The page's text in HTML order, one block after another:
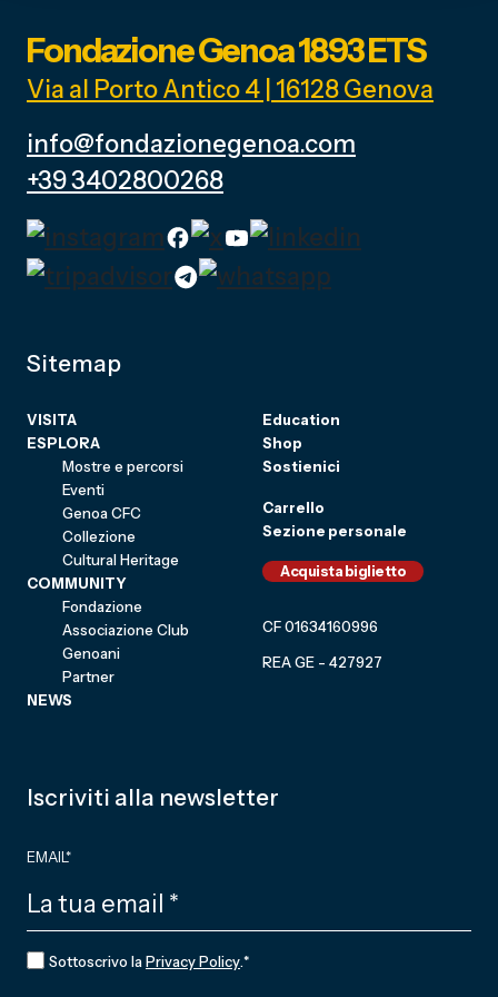
Fondazione Genoa 1893 ETS
Via al Porto Antico 4 | 16128 Genova
info@fondazionegenoa.com
+39 3402800268
Sitemap
VISITA
ESPLORA
Mostre e percorsi
Eventi
Genoa CFC
Collezione
Cultural Heritage
COMMUNITY
Fondazione
Associazione Club
Genoani
Partner
NEWS
Education
Shop
Sostienici
Carrello
Sezione personale
Acquista biglietto
CF 01634160996
REA GE - 427927
Iscriviti alla newsletter
EMAIL*
CONSENSO*
Sottoscrivo laPrivacy Policy.*